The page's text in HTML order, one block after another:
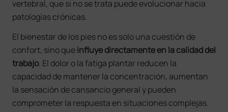
vertebral, que si no se trata puede evolucionar hacia
patologías crónicas.
El bienestar de los pies no es solo una cuestión de
confort, sino queinfluye directamente en la calidad del
trabajo. El dolor o la fatiga plantar reducen la
capacidad de mantener la concentración, aumentan
la sensación de cansancio general y pueden
comprometer la respuesta en situaciones complejas.